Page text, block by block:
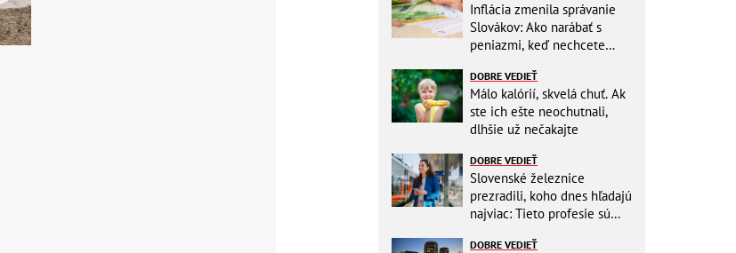
Inflácia zmenila správanie
Slovákov: Ako narábať s
peniazmi, keď nechcete
DOBRE VEDIEŤ
Málo kalórií, skvelá chuť. Ak
ste ich ešte neochutnali,
dlhšie už nečakajte
DOBRE VEDIEŤ
Slovenské železnice
prezradili, koho dnes hľadajú
najviac: Tieto profesie sú
DOBRE VEDIEŤ